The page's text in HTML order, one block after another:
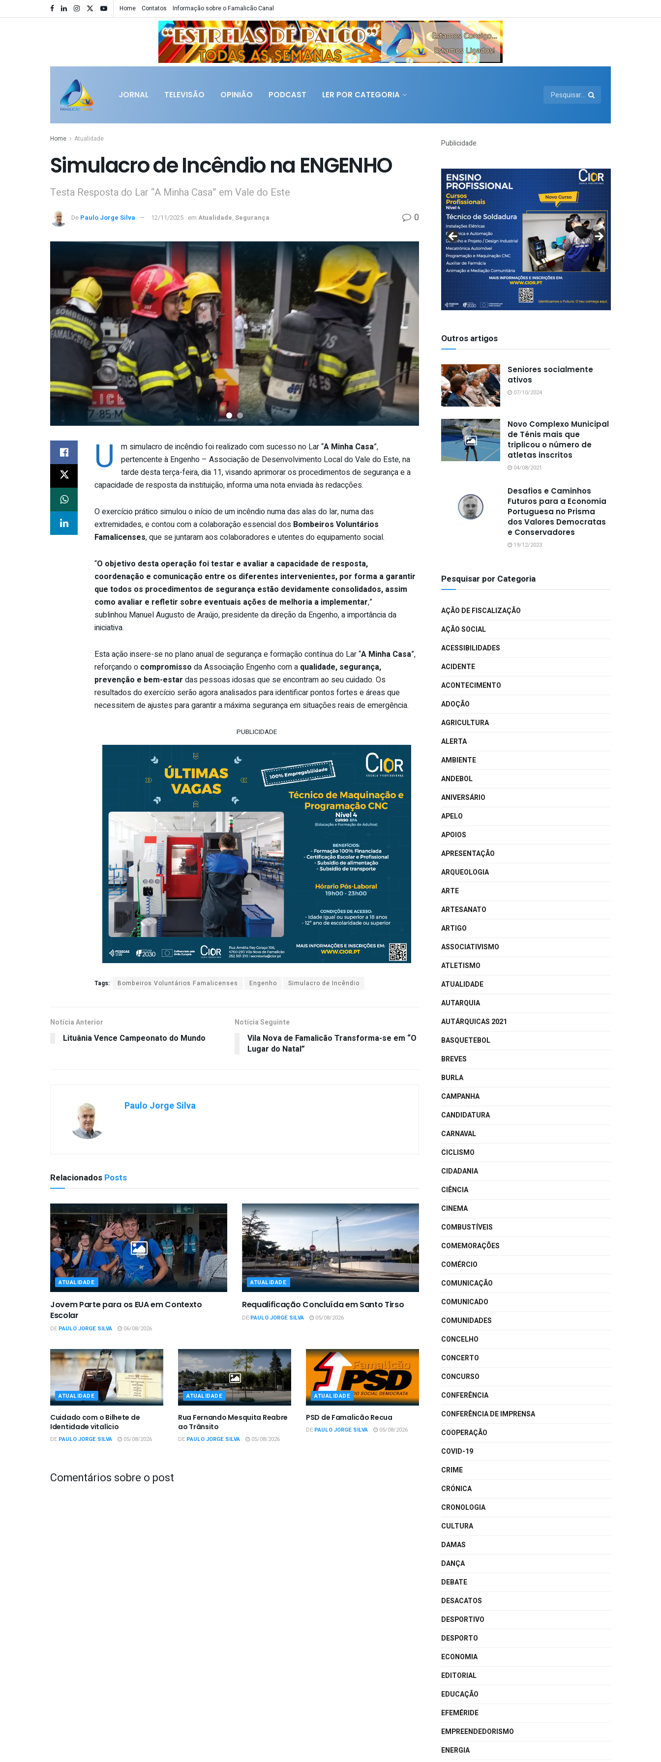
Home Contatos Informação sobre o Famalicão Canal
JORNAL TELEVISÃO OPINIÃO PODCAST LER POR CATEGORIA
Home Atualidade
Simulacro de Incêndio na ENGENHO
Testa Resposta do Lar “A Minha Casa” em Vale do Este
De Paulo Jorge Silva 12/11/2025 em Atualidade, Segurança 0
U m simulacro de incêndio foi realizado com sucesso no Lar “A Minha Casa”,
pertencente à Engenho – Associação de Desenvolvimento Local do Vale do Este, na
tarde desta terça-feira, dia 11, visando aprimorar os procedimentos de segurança e a
capacidade de resposta da instituição, informa uma nota enviada às redacções.
​O exercício prático simulou o início de um incêndio numa das alas do lar, numa das
extremidades, e contou com a colaboração essencial dos Bombeiros Voluntários
Famalicenses, que se juntaram aos colaboradores e utentes do equipamento social.
​“O objetivo desta operação foi testar e avaliar a capacidade de resposta,
coordenação e comunicação entre os diferentes intervenientes, por forma a garantir
que todos os procedimentos de segurança estão devidamente consolidados, assim
como avaliar e refletir sobre eventuais ações de melhoria a implementar,”
sublinhou Manuel Augusto de Araújo, presidente da direção da Engenho, a importância da
iniciativa.
​Esta ação insere-se no plano anual de segurança e formação contínua do Lar “A Minha Casa”,
reforçando o compromisso da Associação Engenho com a qualidade, segurança,
prevenção e bem-estar das pessoas idosas que se encontram ao seu cuidado. Os
resultados do exercício serão agora analisados para identificar pontos fortes e áreas que
necessitem de ajustes para garantir a máxima segurança em situações reais de emergência.
PUBLICIDADE
Tags: Bombeiros Voluntários Famalicenses Engenho Simulacro de Incêndio
Notícia Anterior
Lituânia Vence Campeonato do Mundo
Notícia Seguinte
Vila Nova de Famalicão Transforma-se em “O
Lugar do Natal”
Paulo Jorge Silva
Relacionados Posts
ATUALIDADE
Jovem Parte para os EUA em Contexto
Escolar
DE PAULO JORGE SILVA 06/08/2026
ATUALIDADE
Requalificação Concluída em Santo Tirso
DE PAULO JORGE SILVA 05/08/2026
ATUALIDADE
Cuidado com o Bilhete de
Identidade vitalício
DE PAULO JORGE SILVA 05/08/2026
ATUALIDADE
Rua Fernando Mesquita Reabre
ao Trânsito
DE PAULO JORGE SILVA 05/08/2026
ATUALIDADE
PSD de Famalicão Recua
DE PAULO JORGE SILVA 05/08/2026
Comentários sobre o post
Publicidade
Outros artigos
Seniores socialmente
ativos
07/10/2024
Novo Complexo Municipal
de Ténis mais que
triplicou o número de
atletas inscritos
04/08/2021
Desafios e Caminhos
Futuros para a Economia
Portuguesa no Prisma
dos Valores Democratas
e Conservadores
19/12/2023
Pesquisar por Categoria
AÇÃO DE FISCALIZAÇÃO
AÇÃO SOCIAL
ACESSIBILIDADES
ACIDENTE
ACONTECIMENTO
ADOÇÃO
AGRICULTURA
ALERTA
AMBIENTE
ANDEBOL
ANIVERSÁRIO
APELO
APOIOS
APRESENTAÇÃO
ARQUEOLOGIA
ARTE
ARTESANATO
ARTIGO
ASSOCIATIVISMO
ATLETISMO
ATUALIDADE
AUTARQUIA
AUTÁRQUICAS 2021
BASQUETEBOL
BREVES
BURLA
CAMPANHA
CANDIDATURA
CARNAVAL
CICLISMO
CIDADANIA
CIÊNCIA
CINEMA
COMBUSTÍVEIS
COMEMORAÇÕES
COMÉRCIO
COMUNICAÇÃO
COMUNICADO
COMUNIDADES
CONCELHO
CONCERTO
CONCURSO
CONFERÊNCIA
CONFERÊNCIA DE IMPRENSA
COOPERAÇÃO
COVID-19
CRIME
CRÓNICA
CRONOLOGIA
CULTURA
DAMAS
DANÇA
DEBATE
DESACATOS
DESPORTIVO
DESPORTO
ECONOMIA
EDITORIAL
EDUCAÇÃO
EFEMÉRIDE
EMPREENDEDORISMO
ENERGIA